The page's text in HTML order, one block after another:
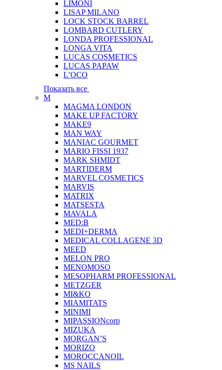
LIMONI
LISAP MILANO
LOCK STOCK BARREL
LOMBARD CUTLERY
LONDA PROFESSIONAL
LONGA VITA
LUCAS COSMETICS
LUCAS PAPAW
L’OCO
Показать все
M
MAGMA LONDON
MAKE UP FACTORY
MAKE9
MAN WAY
MANIAC GOURMET
MARIO FISSI 1937
MARK SHMIDT
MARTIDERM
MARVEL COSMETICS
MARVIS
MATRIX
MATSESTA
MAVALA
MED:B
MEDI+DERMA
MEDICAL COLLAGENE 3D
MEED
MELON PRO
MENOMOSO
MESOPHARM PROFESSIONAL
METZGER
MI&KO
MIAMITATS
MINIMI
MIPASSIONcorp
MIZUKA
MORGAN’S
MORIZO
MOROCCANOIL
MS NAILS